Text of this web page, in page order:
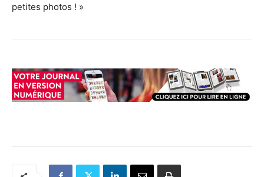
petites photos ! »